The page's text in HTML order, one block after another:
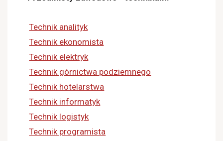
Technik analityk
Technik ekonomista
Technik elektryk
Technik górnictwa podziemnego
Technik hotelarstwa
Technik informatyk
Technik logistyk
Technik programista